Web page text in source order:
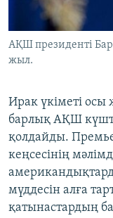
Басқа тілдерде
АҚШ президенті
жыл.
Ирак үкіметі
барлық АҚШ
қолдайды.
кеңсесінің
мүддесін алға
қатынастардың